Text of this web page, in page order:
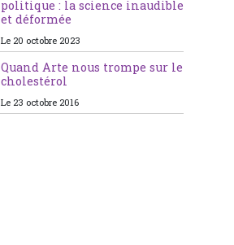
politique : la science inaudible
et déformée
Le 20 octobre 2023
Quand Arte nous trompe sur le
cholestérol
Le 23 octobre 2016